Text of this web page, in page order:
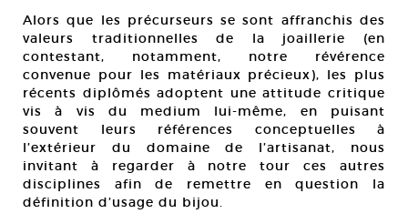
Alors que les précurseurs se sont affranchis des
valeurs traditionnelles de la joaillerie (en
contestant, notamment, notre révérence
convenue pour les matériaux précieux), les plus
récents diplômés adoptent une attitude critique
vis à vis du medium lui-même, en puisant
souvent leurs références conceptuelles à
l’extérieur du domaine de l’artisanat, nous
invitant à regarder à notre tour ces autres
disciplines afin de remettre en question la
définition d’usage du bijou.